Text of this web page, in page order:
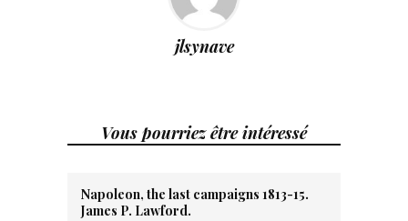
jlsynave
Vous pourriez être intéressé
Napoleon, the last campaigns 1813-15.
James P. Lawford.